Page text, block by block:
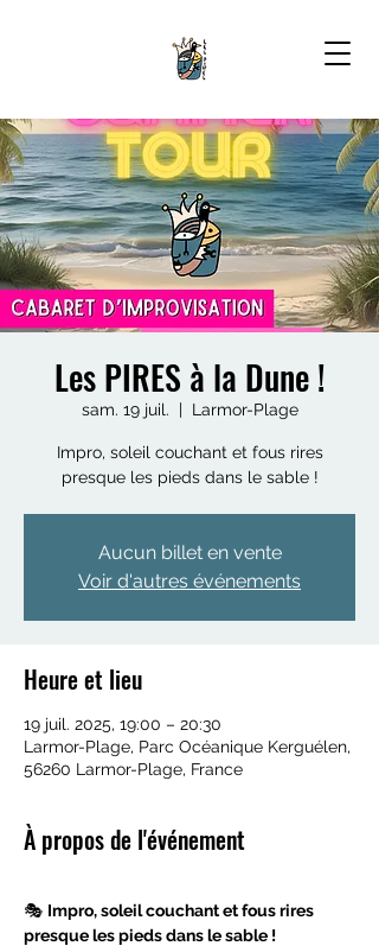
Les PIRES à la Dune !
sam. 19 juil.
  |
Larmor-Plage
Impro, soleil couchant et fous rires
Aucun billet en vente
Voir d'autres événements
Heure et lieu
19 juil. 2025, 19:00 – 20:30
Larmor-Plage, Parc Océanique Kerguélen,
56260 Larmor-Plage, France
À propos de l'événement
🎭 Impro, soleil couchant et fous rires
presque les pieds dans le sable !